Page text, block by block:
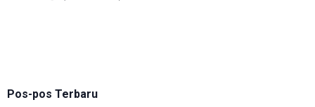
Pos-pos Terbaru